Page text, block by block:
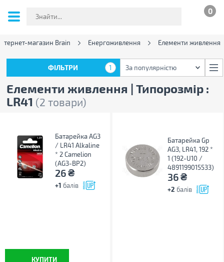
0
магазин Brain Енергоживлення Елементи живлення
Елементи живлення | Типорозмір :
LR41 (2 товари)
ФІЛЬТРИ 1 За популярністю
Батарейка AG3
/ LR41 Alkaline
* 2 Camelion
(AG3-BP2)
26₴
+1 балів
КУПИТИ
Батарейка Gp
AG3, LR41, 192 *
1 (192-U10 /
4891199015533)
36₴
+2 балів
ФІЛЬТРИ 1 За популярністю